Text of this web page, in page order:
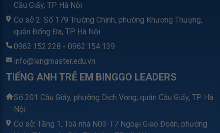
Cầu Giấy, TP Hà Nội
Cơ sở 2: Số 179 Trường Chinh, phường Khương Thượng,
quận Đống Đa, TP Hà Nội
0962.152.228 - 0962.154.139
info@langmaster.edu.vn
TIẾNG ANH TRẺ EM BINGGO LEADERS
Số 201 Cầu Giấy, phường Dịch Vọng, quận Cầu Giấy, TP Hà
Nội
Cơ sở: Tầng 1, Toà nhà N03-T7 Ngoại Giao Đoàn, phường